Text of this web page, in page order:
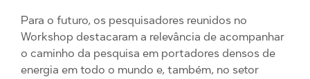
Para o futuro, os pesquisadores reunidos no
Workshop destacaram a relevância de acompanhar
o caminho da pesquisa em portadores densos de
energia em todo o mundo e, também, no setor